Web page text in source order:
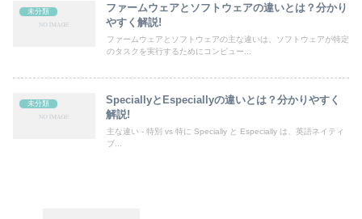
未分類
ファームウェアとソフトウェアの違いとは？分かり
やすく解説!
ファームウェアとソフトウェアの主な違いは、ソフトウェアが特定
のタスクを実行するためにコンピュー...
未分類
SpeciallyとEspeciallyの違いとは？分かりやすく
解説!
主な違い - 特別 vs 特に Specially と Especially は、英語ネイティ
ブ...